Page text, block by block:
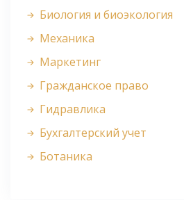
Биология и биоэкология
Механика
Маркетинг
Гражданское право
Гидравлика
Бухгалтерский учет
Ботаника